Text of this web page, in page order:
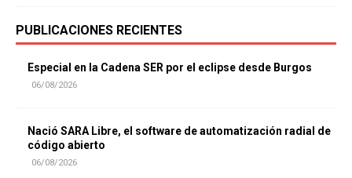
PUBLICACIONES RECIENTES
Especial en la Cadena SER por el eclipse desde Burgos
06/08/2026
Nació SARA Libre, el software de automatización radial de
código abierto
06/08/2026